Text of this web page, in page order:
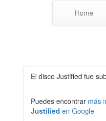
Home
El disco Justified fue
Puedes encontrar más
Justified en Google